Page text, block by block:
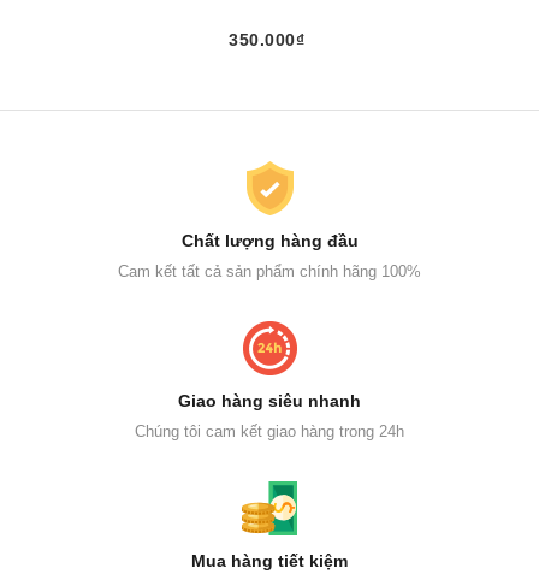
350.000₫
Chất lượng hàng đầu
Cam kết tất cả sản phẩm chính hãng 100%
Giao hàng siêu nhanh
Chúng tôi cam kết giao hàng trong 24h
Mua hàng tiết kiệm